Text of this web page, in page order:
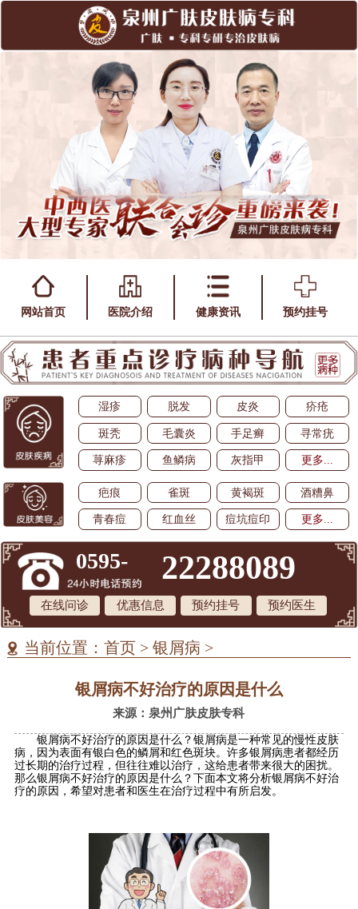
网站首页 医院介绍 健康资讯 预约挂号
湿疹 脱发 皮炎 疥疮
斑秃 毛囊炎 手足癣 寻常疣
荨麻疹 鱼鳞病 灰指甲 更多...
疤痕 雀斑 黄褐斑 酒糟鼻
青春痘 红血丝 痘坑痘印 更多...
0595- 22288089
在线问诊 优惠信息 预约挂号 预约医生
当前位置： 首页 > 银屑病 >
银屑病不好治疗的原因是什么
来源：泉州广肤皮肤专科
银屑病不好治疗的原因是什么？银屑病是一种常见的慢性皮肤
病，因为表面有银白色的鳞屑和红色斑块。许多银屑病患者都经历
过长期的治疗过程，但往往难以治疗，这给患者带来很大的困扰。
那么银屑病不好治疗的原因是什么？下面本文将分析银屑病不好治
疗的原因，希望对患者和医生在治疗过程中有所启发。